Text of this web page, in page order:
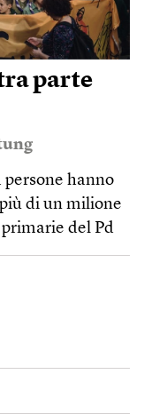
parte
persone hanno
di un milione
del Pd